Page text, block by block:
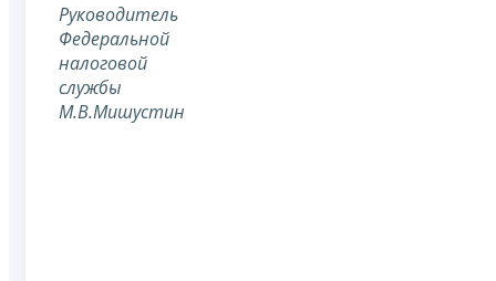
Руководитель
Федеральной
налоговой
службы
М.В.Мишустин